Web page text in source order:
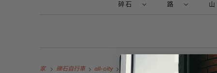
碎石 路
家 礫石自行車 all-city 第1頁，共1